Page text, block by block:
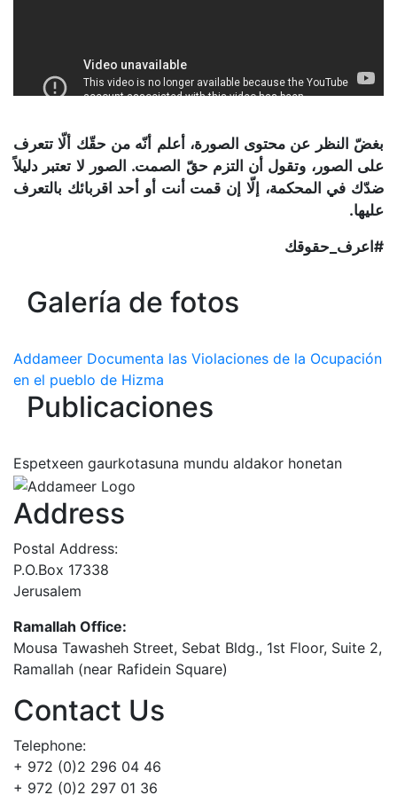
بغضّ النظر عن محتوى الصورة، أعلم أنّه من حقّك ألّا تتعرف
على الصور، وتقول أن التزم حقّ الصمت. الصور لا تعتبر دليلاً
ضدّك في المحكمة، إلّا إن قمت أنت أو أحد اقربائك بالتعرف
عليها.
#اعرف_حقوقك
Galería de fotos
Addameer Documenta las Violaciones de la Ocupación
en el pueblo de Hizma
Publicaciones
Espetxeen gaurkotasuna mundu aldakor honetan
Address
Postal Address:
P.O.Box 17338
Jerusalem
Ramallah Office:
Mousa Tawasheh Street, Sebat Bldg., 1st Floor, Suite 2,
Ramallah (near Rafidein Square)
Contact Us
Telephone:
+ 972 (0)2 296 04 46
+ 972 (0)2 297 01 36